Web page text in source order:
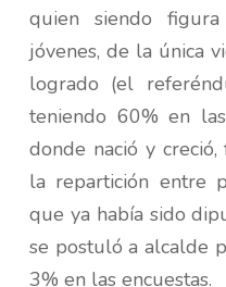
quien siendo
jóvenes, de la única
logrado (el
teniendo 60% en
donde nació y
la repartición entre
que ya había sido
se postuló a alcalde
3% en las encuestas.